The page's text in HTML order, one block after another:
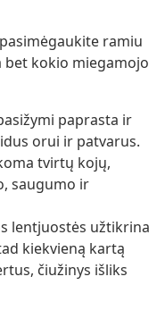
ramiu
bet kokio miegamojo
paprasta ir
orui ir patvarus.
tvirtų kojų,
saugumo ir
lentjuostės užtikrina
kiekvieną kartą
čiužinys išliks